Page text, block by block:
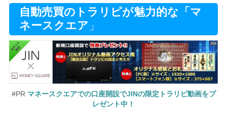
自動売買のトラリピが魅力的な「マ
ネースクエア 」
#PR マネースクエアでの口座開設でJINの限定トラリピ動画をプ
レゼント中！